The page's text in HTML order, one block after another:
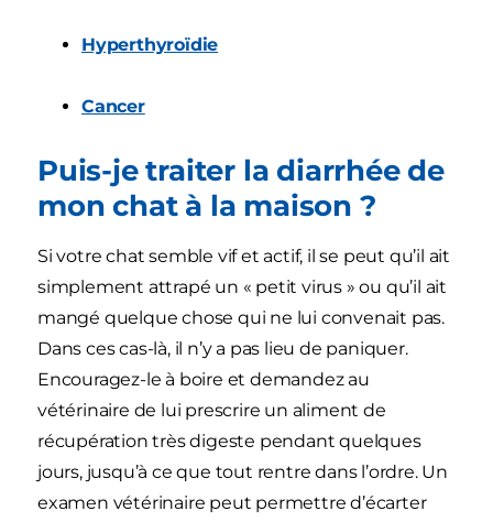
Hyperthyroïdie
Cancer
Puis-je traiter la diarrhée de
mon chat à la maison ?
Si votre chat semble vif et actif, il se peut qu’il ait
simplement attrapé un « petit virus » ou qu’il ait
mangé quelque chose qui ne lui convenait pas.
Dans ces cas-là, il n’y a pas lieu de paniquer.
Encouragez-le à boire et demandez au
vétérinaire de lui prescrire un aliment de
récupération très digeste pendant quelques
jours, jusqu’à ce que tout rentre dans l’ordre. Un
examen vétérinaire peut permettre d’écarter